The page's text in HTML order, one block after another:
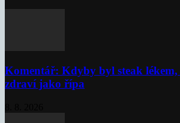
Komentář: Kdyby byl steak lékem,
zdraví jako řípa